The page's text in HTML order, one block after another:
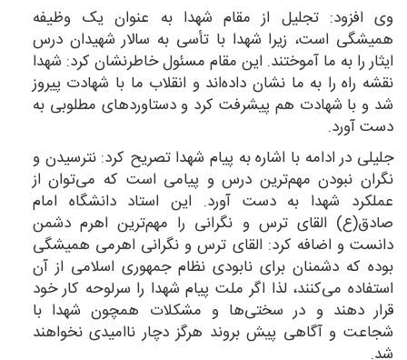
وی افزود: تجلیل از مقام شهدا به عنوان یک وظیفه
همیشگی است، زیرا شهدا با تأسی به سالار شهیدان درس
ایثار را به ما آموختند. این مقام مسئول خاطرنشان کرد: شهدا
نقشه راه را به ما نشان داده‌اند و انقلاب ما با شهادت پیروز
شد و با شهادت هم پیشرفت کرد و دستاوردهای مطلوبی به
دست آورد.
جلیلی در ادامه با اشاره به پیام شهدا تصریح کرد: نترسیدن و
نگران نبودن مهم‌ترین درس و پیامی است که می‌توان از
عملکرد شهدا به دست آورد. این استاد دانشگاه امام
صادق(ع) القای ترس و نگرانی را مهم‌ترین اهرم دشمن
دانست و اضافه کرد: القای ترس و نگرانی اهرمی همیشگی
بوده که دشمنان برای نابودی نظام جمهوری اسلامی از آن
استفاده می‌کنند، لذا اگر ملت پیام شهدا را سرلوحه کار خود
قرار دهند و در سختی‌ها و مشکلات همچون شهدا با
شجاعت و آگاهی پیش بروند هرگز دچار ناامیدی نخواهند
شد.